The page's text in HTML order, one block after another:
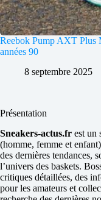
Reebok Pump AXT Plus
années 90
8 septembre 2025
Présentation
Sneakers-actus.fr est un
(homme, femme et
des dernières tendances,
l’univers des baskets.
critiques détaillées, des
pour les amateurs et